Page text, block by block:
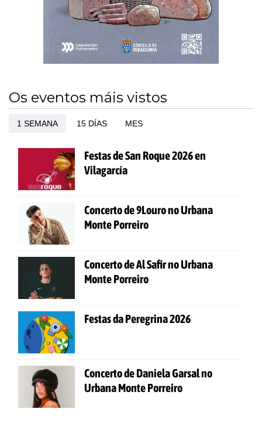
Os eventos máis vistos
1 SEMANA 15 DÍAS MES
Festas de San Roque 2026 en
Vilagarcía
Concerto de 9Louro no Urbana
Monte Porreiro
Concerto de Al Safir no Urbana
Monte Porreiro
Festas da Peregrina 2026
Concerto de Daniela Garsal no
Urbana Monte Porreiro